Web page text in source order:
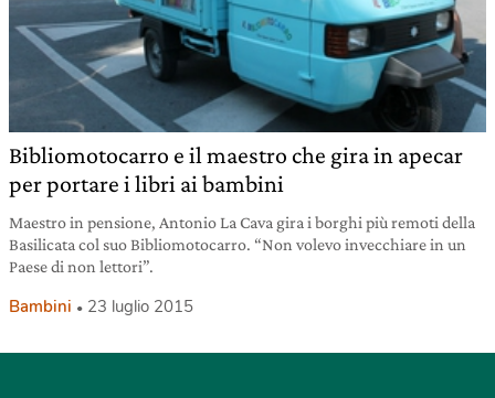
Bibliomotocarro e il maestro che gira in apecar
per portare i libri ai bambini
Maestro in pensione, Antonio La Cava gira i borghi più remoti della
Basilicata col suo Bibliomotocarro. “Non volevo invecchiare in un
Paese di non lettori”.
Bambini 23 luglio 2015